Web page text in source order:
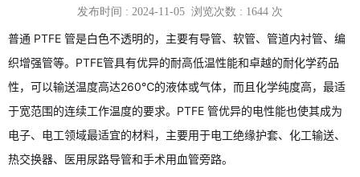
发布时间 : 2024-11-05 浏览次数 : 1644 次
普通 PTFE 管是白色不透明的，主要有导管、软管、管道内衬管、编
织增强管等。PTFE管具有优异的耐高低温性能和卓越的耐化学药品
性，可以输送温度高达260℃的液体或气体，而且化学纯度高，最适
于宽范围的连续工作温度的要求。PTFE 管优异的电性能也使其成为
电子、电工领域最适宜的材料，主要用于电工绝缘护套、化工输送、
热交换器、医用尿路导管和手术用血管旁路。